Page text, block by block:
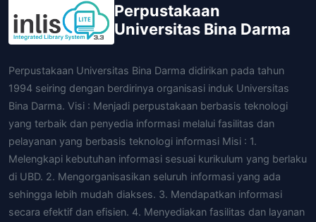
Perpustakaan
Universitas Bina Darma
Perpustakaan Universitas Bina Darma didirikan pada tahun
1994 seiring dengan berdirinya organisasi induk Universitas
Bina Darma. Visi : Menjadi perpustakaan berbasis teknologi
yang terbaik dan penyedia informasi melalui fasilitas dan
pelayanan yang berbasis teknologi informasi Misi : 1.
Melengkapi kebutuhan informasi sesuai kurikulum yang berlaku
di UBD. 2. Mengorganisasikan seluruh informasi yang ada
sehingga lebih mudah diakses. 3. Mendapatkan informasi
secara efektif dan efisien. 4. Menyediakan fasilitas dan layanan